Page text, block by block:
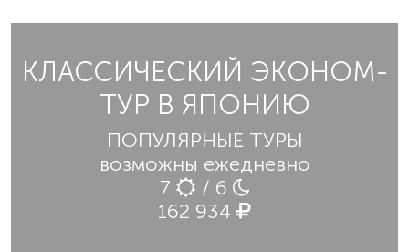
КЛАССИЧЕСКИЙ ЭКОНОМ-
ТУР В ЯПОНИЮ
ПОПУЛЯРНЫЕ ТУРЫ
возможны ежедневно
7
/ 6
162 934